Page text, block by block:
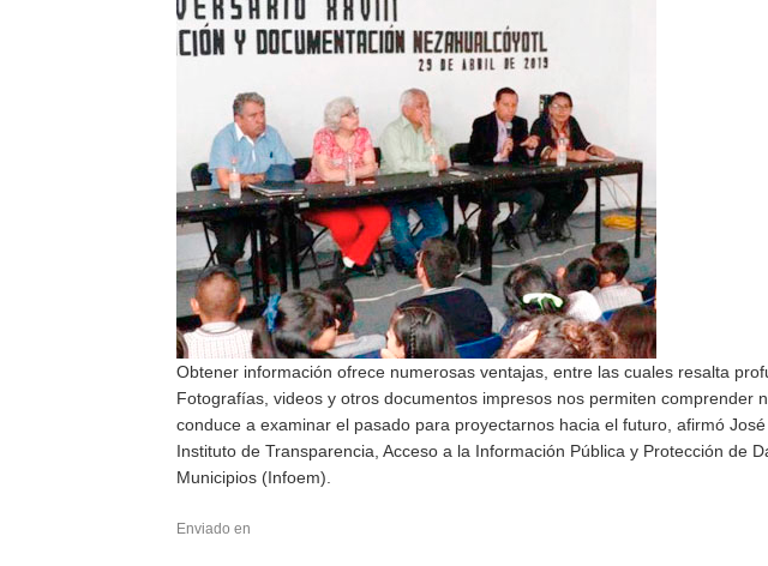
Obtener información ofrece numerosas ventajas, entre las cuales resalta
Fotografías, videos y otros documentos impresos nos permiten comprender
conduce a examinar el pasado para proyectarnos hacia el futuro, afirmó
Instituto de Transparencia, Acceso a la Información Pública y Protección de
Municipios (Infoem).
Enviado en